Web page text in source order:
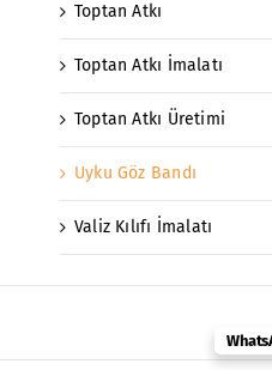
Toptan Atkı
Toptan Atkı İmalatı
Toptan Atkı Üretimi
Uyku Göz Bandı
Valiz Kılıfı İmalatı